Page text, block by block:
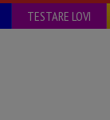
TESTARE LOVI